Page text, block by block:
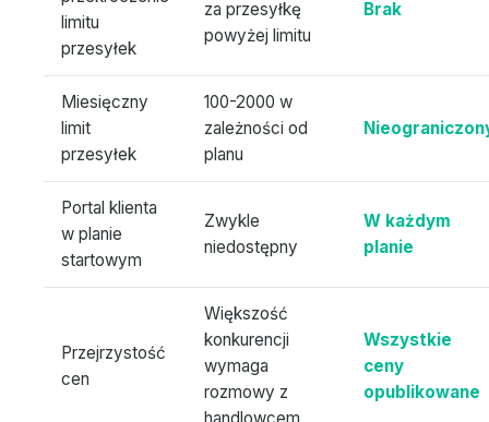
limitu
przesyłek
za przesyłkę
powyżej limitu
Brak
Miesięczny
limit
przesyłek
100-2000 w
zależności od
planu
Portal klienta
w planie
startowym
Zwykle
niedostępny
W każdym
planie
Przejrzystość
cen
Większość
konkurencji
wymaga
rozmowy z
Wszystkie
ceny
opublikowane